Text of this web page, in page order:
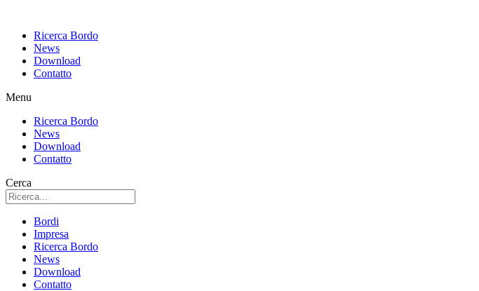
Ricerca Bordo
News
Download
Contatto
Menu
Ricerca Bordo
News
Download
Contatto
Cerca
Bordi
Impresa
Ricerca Bordo
News
Download
Contatto